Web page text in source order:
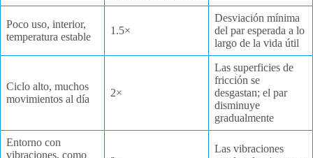
Poco uso, interior,
temperatura estable
1.5×
Desviación mínima
del par esperada a lo
largo de la vida útil
Ciclo alto, muchos
movimientos al día
2×
Las superficies de
fricción se
desgastan; el par
disminuye
gradualmente
Entorno con
vibraciones, como
Las vibraciones